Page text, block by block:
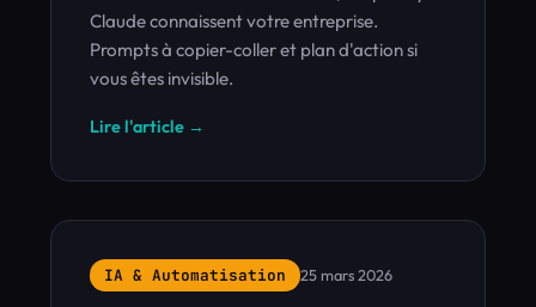
Claude connaissent votre entreprise.
Prompts à copier-coller et plan d'action si
vous êtes invisible.
Lire l'article →
IA & Automatisation 25 mars 2026